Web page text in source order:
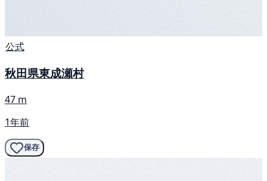
公式
秋田県東成瀬村
47 m
1年前
保存